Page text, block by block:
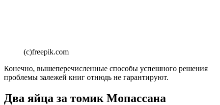
(c)freepik.com
Конечно, вышеперечисленные способы успешного решения
проблемы залежей книг отнюдь не гарантируют.
Два яйца за томик Мопассана